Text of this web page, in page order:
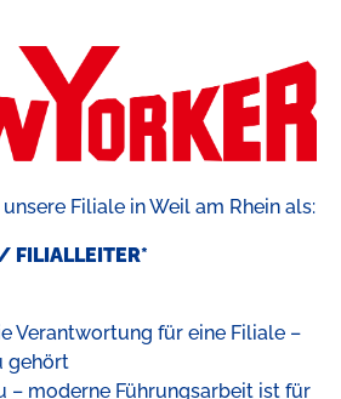
Filiale in Weil am Rhein als:
FILIALLEITER*
Verantwortung für eine Filiale –
gehört
– moderne Führungsarbeit ist für